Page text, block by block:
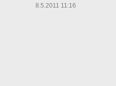
8.5.2011 11:16